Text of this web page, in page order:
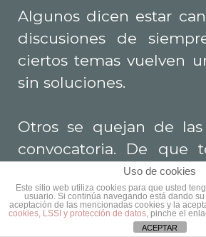
Algunos dicen estar
discusiones de
ciertos temas vuelven
sin soluciones.
Otros se quejan de
convocatoria. De que
pero nadie escucha y
de entender los
afectan a la finca.
Uso de cookies
Este sitio web utiliza cookies para que usted
usuario. Si continúa navegando está dando
aceptación de las mencionadas cookies y la
cookies, LSSI y protección de datos, pinche el
ACEPTAR